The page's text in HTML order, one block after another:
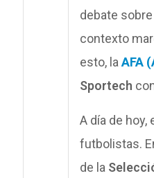
debate
contexto
esto, la AFA
Sportech
A día de hoy,
futbolistas.
de la